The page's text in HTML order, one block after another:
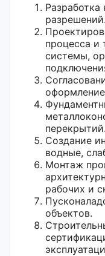
разрешений.
процесса и
системы,
перекрытий.
Создание
водные,
Монтаж
рабочих и
объектов.